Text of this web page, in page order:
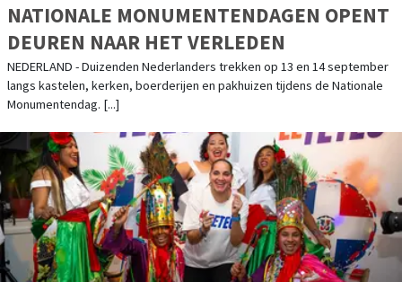
NATIONALE MONUMENTENDAGEN OPENT
DEUREN NAAR HET VERLEDEN
NEDERLAND - Duizenden Nederlanders trekken op 13 en 14 september
langs kastelen, kerken, boerderijen en pakhuizen tijdens de Nationale
Monumentendag. [...]